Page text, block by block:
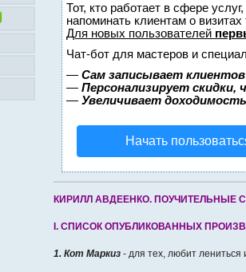
Тот, кто работает в сфере
напоминать клиентам о
Для новых пользователей
Чат-бот для мастеров и
— Сам записывает
— Персонализирует скидки,
— Увеличивает
Начать
КИРИЛЛ АВДЕЕНКО. ПОУЧИТЕЛЬНЫЕ
I. СПИСОК ОПУБЛИКОВАННЫХ
1. Кот Маркиз- для тех, любит лениться